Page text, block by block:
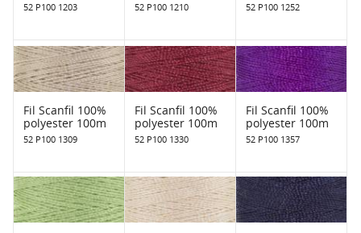
52 P100 1203 52 P100 1210 52 P100 1252
Fil Scanfil 100%
polyester 100m
52 P100 1309
Fil Scanfil 100%
polyester 100m
52 P100 1330
Fil Scanfil 100%
polyester 100m
52 P100 1357